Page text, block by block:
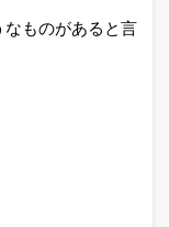
ものがあると言